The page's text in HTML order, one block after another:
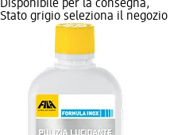
Disponibile per la consegna,
Stato grigio seleziona il negozio